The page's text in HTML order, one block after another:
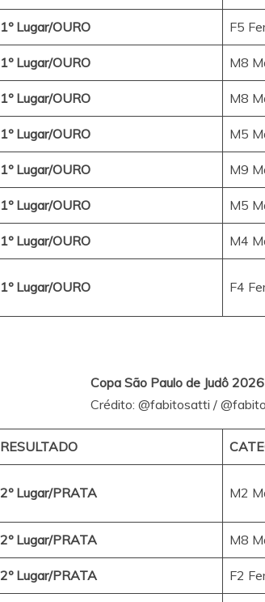
1º Lugar/OURO F5
1º Lugar/OURO M8
1º Lugar/OURO M8
1º Lugar/OURO M5
1º Lugar/OURO M9
1º Lugar/OURO M5
1º Lugar/OURO M4
1º Lugar/OURO F4
Copa São Paulo de Judô 2026
Crédito: @fabitosatti /
RESULTADO
2º Lugar/PRATA M2
2º Lugar/PRATA M8
2º Lugar/PRATA F2